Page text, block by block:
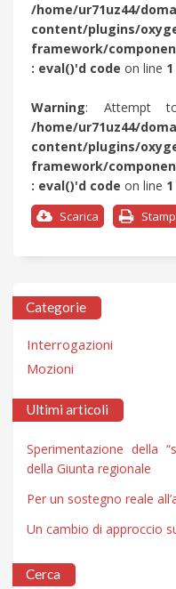
/home/ur71uz44/
content/plugins/
framework/
: eval()'d code on line 1
Warning: Attempt
/home/ur71uz44/
content/plugins/
framework/
: eval()'d code on line 1
Scarica
Categorie
Interrogazioni
Mozioni
Ultimi articoli
Sperimentazione della
della Giunta regionale
Per un sostegno reale
Un cambio di approccio
Cerca